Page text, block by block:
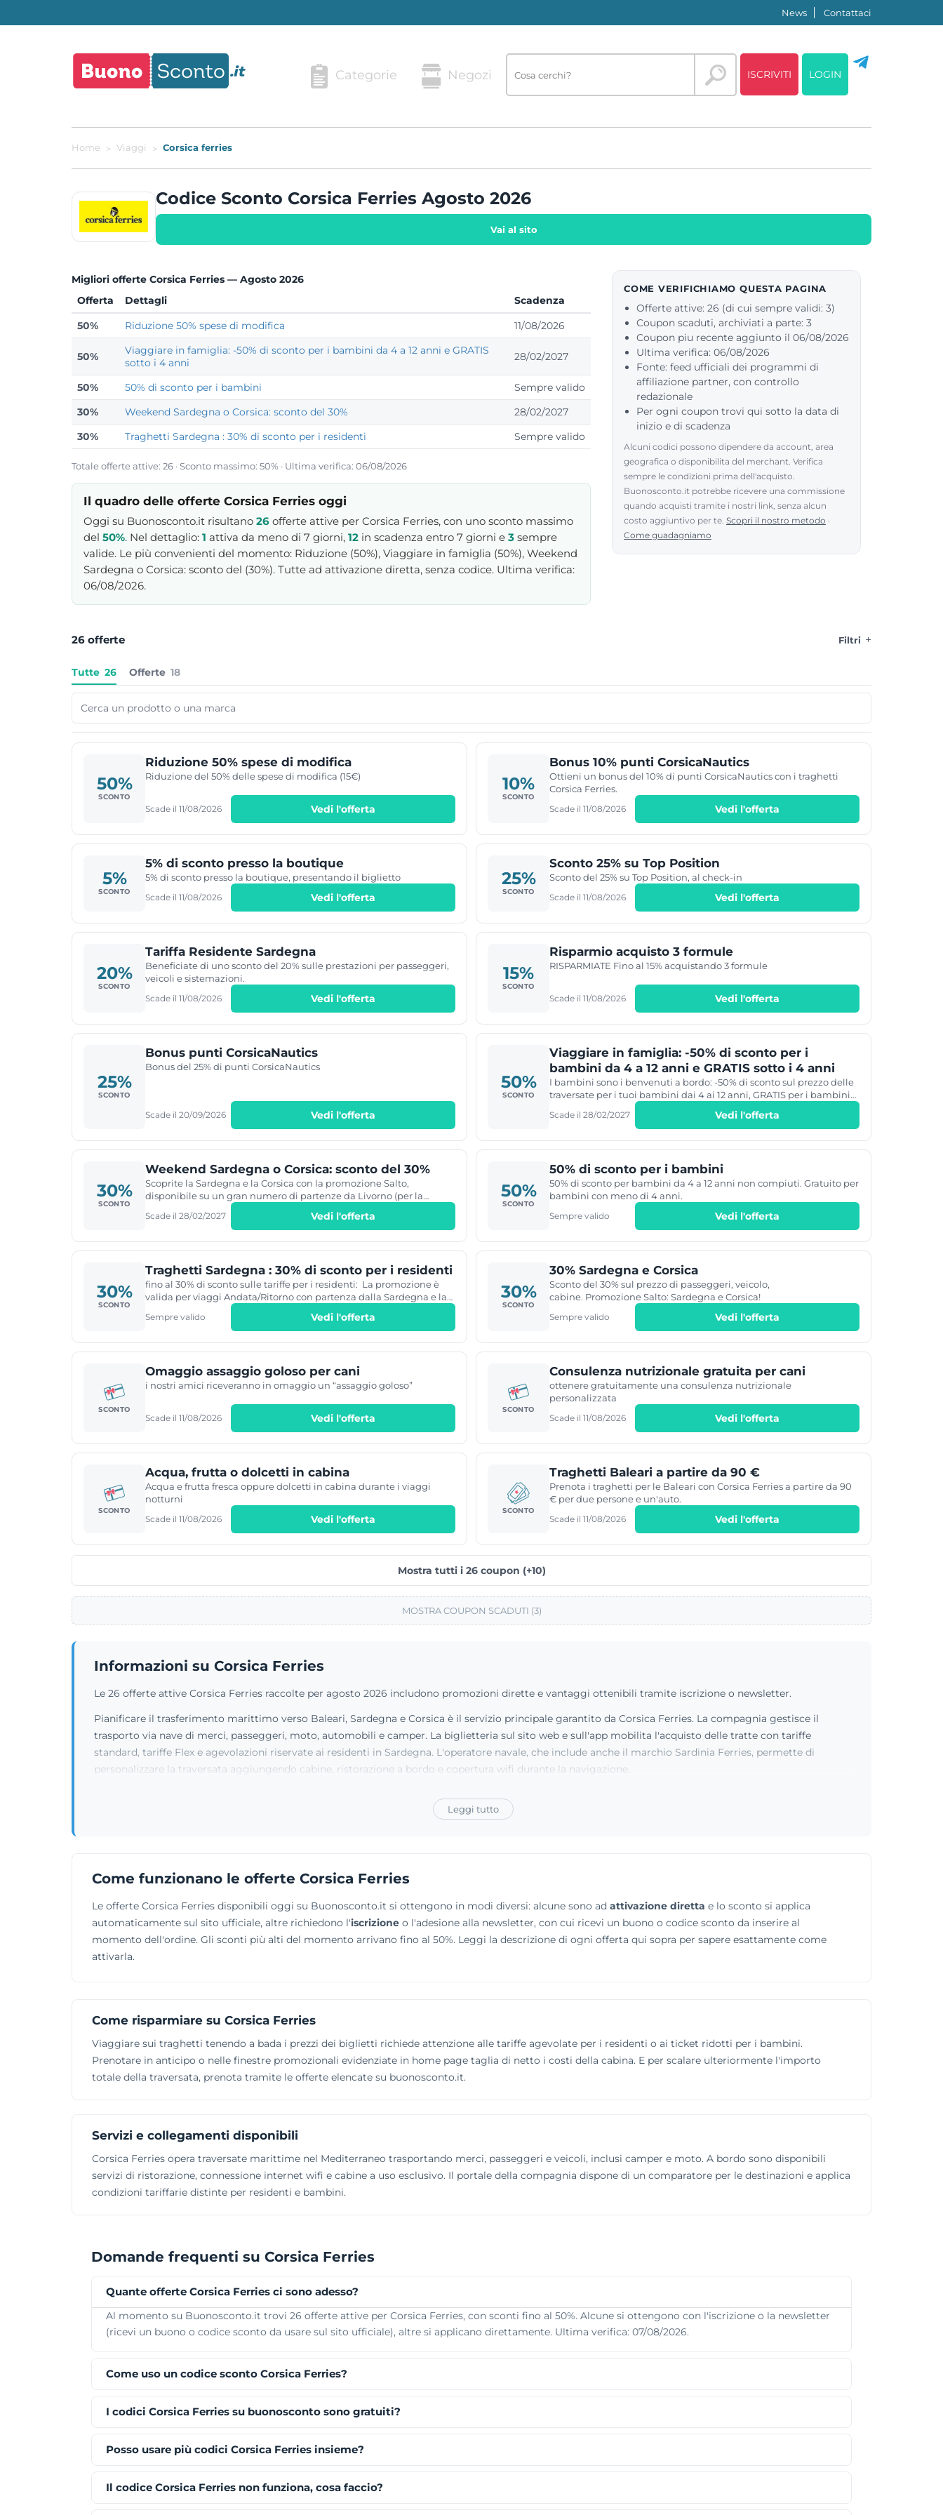
News Contattaci
Categorie Negozi ISCRIVITI LOGIN
Home Viaggi Corsica ferries
Codice Sconto Corsica Ferries Agosto 2026
Vai al sito
Migliori offerte Corsica Ferries — Agosto 2026
Offerta
Dettagli
Scadenza
50%
Riduzione 50% spese di modifica 11/08/2026
50%
Viaggiare in famiglia: -50% di sconto per i bambini da 4 a 12 anni e GRATIS
sotto i 4 anni
28/02/2027
50% 50% di sconto per i bambini
Sempre valido
30%
Weekend Sardegna o Corsica: sconto del 30%
28/02/2027
30%
Traghetti Sardegna : 30% di sconto per i residenti Sempre valido
Totale offerte attive: 26 · Sconto massimo: 50% · Ultima verifica: 06/08/2026
Il quadro delle offerte Corsica Ferries oggi
Oggi su Buonosconto.it risultano 26 offerte attive per Corsica Ferries, con uno sconto massimo
del 50%. Nel dettaglio: 1 attiva da meno di 7 giorni, 12 in scadenza entro 7 giorni e 3 sempre
valide. Le più convenienti del momento: Riduzione (50%), Viaggiare in famiglia (50%), Weekend
Sardegna o Corsica: sconto del (30%). Tutte ad attivazione diretta, senza codice. Ultima verifica:
06/08/2026.
COME VERIFICHIAMO QUESTA PAGINA
Offerte attive: 26 (di cui sempre validi: 3)
Coupon scaduti, archiviati a parte: 3
Coupon piu recente aggiunto il 06/08/2026
Ultima verifica: 06/08/2026
Fonte: feed ufficiali dei programmi di
affiliazione partner, con controllo
redazionale
Per ogni coupon trovi qui sotto la data di
inizio e di scadenza
Alcuni codici possono dipendere da account, area
geografica o disponibilita del merchant. Verifica
sempre le condizioni prima dell'acquisto.
Buonosconto.it potrebbe ricevere una commissione
quando acquisti tramite i nostri link, senza alcun
costo aggiuntivo per te. Scopri il nostro metodo ·
Come guadagniamo
26 offerte Filtri
Tutte 26 Offerte 18
50%
SCONTO
Riduzione 50% spese di modifica
Riduzione del 50% delle spese di modifica (15€)
Scade il 11/08/2026 Vedi l'offerta
10%
SCONTO
Bonus 10% punti CorsicaNautics
Ottieni un bonus del 10% di punti CorsicaNautics con i traghetti
Corsica Ferries.
Scade il 11/08/2026 Vedi l'offerta
5%
SCONTO
5% di sconto presso la boutique
5% di sconto presso la boutique, presentando il biglietto
Scade il 11/08/2026 Vedi l'offerta
25%
SCONTO
Sconto 25% su Top Position
Sconto del 25% su Top Position, al check-in
Scade il 11/08/2026 Vedi l'offerta
20%
SCONTO
Tariffa Residente Sardegna
Beneficiate di uno sconto del 20% sulle prestazioni per passeggeri,
veicoli e sistemazioni.
Scade il 11/08/2026 Vedi l'offerta
15%
SCONTO
Risparmio acquisto 3 formule
RISPARMIATE Fino al 15% acquistando 3 formule
Scade il 11/08/2026 Vedi l'offerta
25%
SCONTO
Bonus punti CorsicaNautics
Bonus del 25% di punti CorsicaNautics
Scade il 20/09/2026 Vedi l'offerta
50%
SCONTO
Viaggiare in famiglia: -50% di sconto per i
bambini da 4 a 12 anni e GRATIS sotto i 4 anni
I bambini sono i benvenuti a bordo: -50% di sconto sul prezzo delle
traversate per i tuoi bambini dai 4 ai 12 anni, GRATIS per i bambini
sotto i 4 anni, su tutti i nostri traghetti
Scade il 28/02/2027 Vedi l'offerta
30%
SCONTO
Weekend Sardegna o Corsica: sconto del 30%
Scoprite la Sardegna e la Corsica con la promozione Salto,
disponibile su un gran numero di partenze da Livorno (per la
Sardegna e la Corsica) e da Savona (per la Corsica)! Potrete
trascorrere un lungo week-end o una meravigliosa vacanza fino a 5
giorni in Sardegna o in Corsica. Per approfittare di questa
promozione, collegatevi al vostro conto Corsica Club ed effettuate la
accederete al programma di fidelizzazione Corsica Club ! Sconto del
30% sul prezzo di passeggeri, veicolo, cabine Condizioni sul sito
Scade il 28/02/2027 Vedi l'offerta
50%
SCONTO
50% di sconto per i bambini
50% di sconto per bambini da 4 a 12 anni non compiuti. Gratuito per
bambini con meno di 4 anni.
Sempre valido Vedi l'offerta
30%
SCONTO
Traghetti Sardegna : 30% di sconto per i residenti
fino al 30% di sconto sulle tariffe per i residenti: La promozione è
valida per viaggi Andata/Ritorno con partenza dalla Sardegna e la
durata del soggiorno in Continente è limitata a 30 giorni.
Prenotabile a partire da 30 giorni prima della data del viaggio. La
Promo Residenti Sardegna non è modificabile né rimborsabile ed è
valida entro i limiti dei posti disponibili.
Sempre valido Vedi l'offerta
30%
SCONTO
30% Sardegna e Corsica
Sconto del 30% sul prezzo di passeggeri, veicolo,
cabine. Promozione Salto: Sardegna e Corsica!
Sempre valido Vedi l'offerta
SCONTO
Omaggio assaggio goloso per cani
i nostri amici riceveranno in omaggio un “assaggio goloso”
Scade il 11/08/2026 Vedi l'offerta
SCONTO
Consulenza nutrizionale gratuita per cani
ottenere gratuitamente una consulenza nutrizionale
personalizzata
Scade il 11/08/2026 Vedi l'offerta
SCONTO
Acqua, frutta o dolcetti in cabina
Acqua e frutta fresca oppure dolcetti in cabina durante i viaggi
notturni
Scade il 11/08/2026 Vedi l'offerta
SCONTO
Traghetti Baleari a partire da 90 €
Prenota i traghetti per le Baleari con Corsica Ferries a partire da 90
€ per due persone e un'auto.
Scade il 11/08/2026 Vedi l'offerta
Mostra tutti i 26 coupon (+10)
MOSTRA COUPON SCADUTI (3)
Informazioni su Corsica Ferries
Le 26 offerte attive Corsica Ferries raccolte per agosto 2026 includono promozioni dirette e vantaggi ottenibili tramite iscrizione o newsletter.
Pianificare il trasferimento marittimo verso Baleari, Sardegna e Corsica è il servizio principale garantito da Corsica Ferries. La compagnia gestisce il
trasporto via nave di merci, passeggeri, moto, automobili e camper. La biglietteria sul sito web e sull'app mobilita l'acquisto delle tratte con tariffe
standard, tariffe Flex e agevolazioni riservate ai residenti in Sardegna. L'operatore navale, che include anche il marchio Sardinia Ferries, permette di
personalizzare la traversata aggiungendo cabine, ristorazione a bordo e copertura wifi durante la navigazione.
Leggi tutto
Come funzionano le offerte Corsica Ferries
Le offerte Corsica Ferries disponibili oggi su Buonosconto.it si ottengono in modi diversi: alcune sono ad attivazione diretta e lo sconto si applica
automaticamente sul sito ufficiale, altre richiedono l'iscrizione o l'adesione alla newsletter, con cui ricevi un buono o codice sconto da inserire al
momento dell'ordine. Gli sconti più alti del momento arrivano fino al 50%. Leggi la descrizione di ogni offerta qui sopra per sapere esattamente come
attivarla.
Come risparmiare su Corsica Ferries
Viaggiare sui traghetti tenendo a bada i prezzi dei biglietti richiede attenzione alle tariffe agevolate per i residenti o ai ticket ridotti per i bambini.
Prenotare in anticipo o nelle finestre promozionali evidenziate in home page taglia di netto i costi della cabina. E per scalare ulteriormente l'importo
totale della traversata, prenota tramite le offerte elencate su buonosconto.it.
Servizi e collegamenti disponibili
Corsica Ferries opera traversate marittime nel Mediterraneo trasportando merci, passeggeri e veicoli, inclusi camper e moto. A bordo sono disponibili
servizi di ristorazione, connessione internet wifi e cabine a uso esclusivo. Il portale della compagnia dispone di un comparatore per le destinazioni e applica
condizioni tariffarie distinte per residenti e bambini.
Domande frequenti su Corsica Ferries
Quante offerte Corsica Ferries ci sono adesso?
Al momento su Buonosconto.it trovi 26 offerte attive per Corsica Ferries, con sconti fino al 50%. Alcune si ottengono con l'iscrizione o la newsletter
(ricevi un buono o codice sconto da usare sul sito ufficiale), altre si applicano direttamente. Ultima verifica: 07/08/2026.
Come uso un codice sconto Corsica Ferries?
I codici Corsica Ferries su buonosconto sono gratuiti?
Posso usare più codici Corsica Ferries insieme?
Il codice Corsica Ferries non funziona, cosa faccio?